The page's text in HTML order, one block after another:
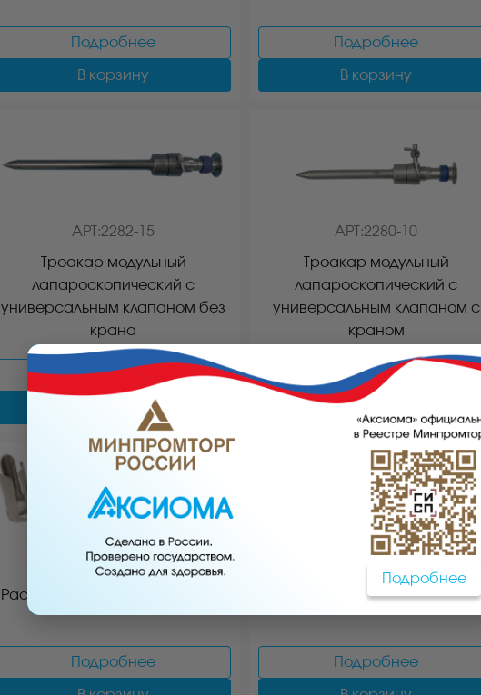
Подробнее
В корзину
Подробнее
В корзину
АРТ:2282-15
Троакар модульный
лапароскопический с
универсальным клапаном без
крана
Подробнее
В корзину
АРТ:2280-10
Троакар модульный
лапароскопический с
универсальным клапаном с
краном
Подробнее
В корзину
АРТ:9207
Расширитель трёхлепестковый
Подробнее
Экстрактор вагинальный
Подробнее
Подробнее